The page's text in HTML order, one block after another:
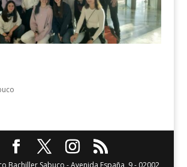
Bachiller Sabuco - Avenida España, 9 - 02002